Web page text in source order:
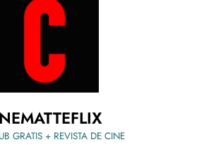
GRATIS + REVISTA DE CINE